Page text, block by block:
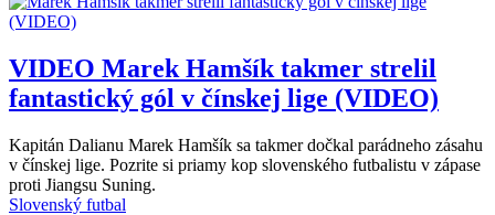
VIDEO Marek Hamšík takmer strelil
fantastický gól v čínskej lige (VIDEO)
Kapitán Dalianu Marek Hamšík sa takmer dočkal parádneho zásahu
v čínskej lige. Pozrite si priamy kop slovenského futbalistu v zápase
proti Jiangsu Suning.
Slovenský futbal